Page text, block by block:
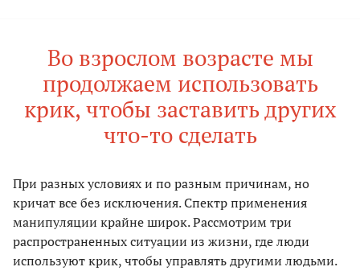
Во взрослом возрасте мы
продолжаем использовать
крик, чтобы заставить других
что-то сделать
При разных условиях и по разным причинам, но
кричат все без исключения. Спектр применения
манипуляции крайне широк. Рассмотрим три
распространенных ситуации из жизни, где люди
используют крик, чтобы управлять другими людьми.